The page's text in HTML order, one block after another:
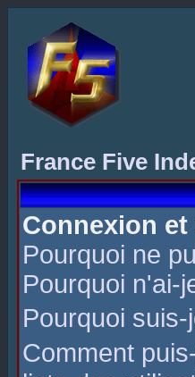
France Five
Connexion
Pourquoi ne
Pourquoi n'ai-
Pourquoi
Comment